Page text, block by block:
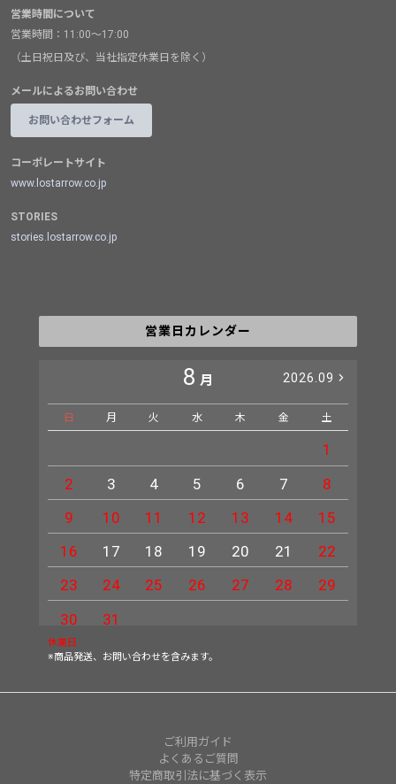
営業時間について
営業時間：11:00～17:00
（土日祝日及び、当社指定休業日を除く）
メールによるお問い合わせ
お問い合わせフォーム
コーポレートサイト
www.lostarrow.co.jp
STORIES
stories.lostarrow.co.jp
営業日カレンダー
8 月 2026.09
日 月 火 水 木 金 土
1
2
3 4 5 6 7
8
9
10 11 12 13 14
15
16
17 18 19 20 21
22
23
24 25 26 27 28
29
30
31
休業日
※商品発送、お問い合わせを含みます。
ご利用ガイド
よくあるご質問
特定商取引法に基づく表示